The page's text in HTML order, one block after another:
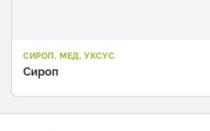
СИРОП, МЕД, УКСУС
Сироп